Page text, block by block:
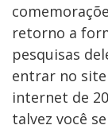
retorno a
pesquisas
entrar no site
internet de
talvez você